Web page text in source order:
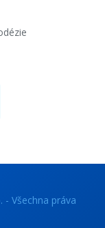
- Všechna práva